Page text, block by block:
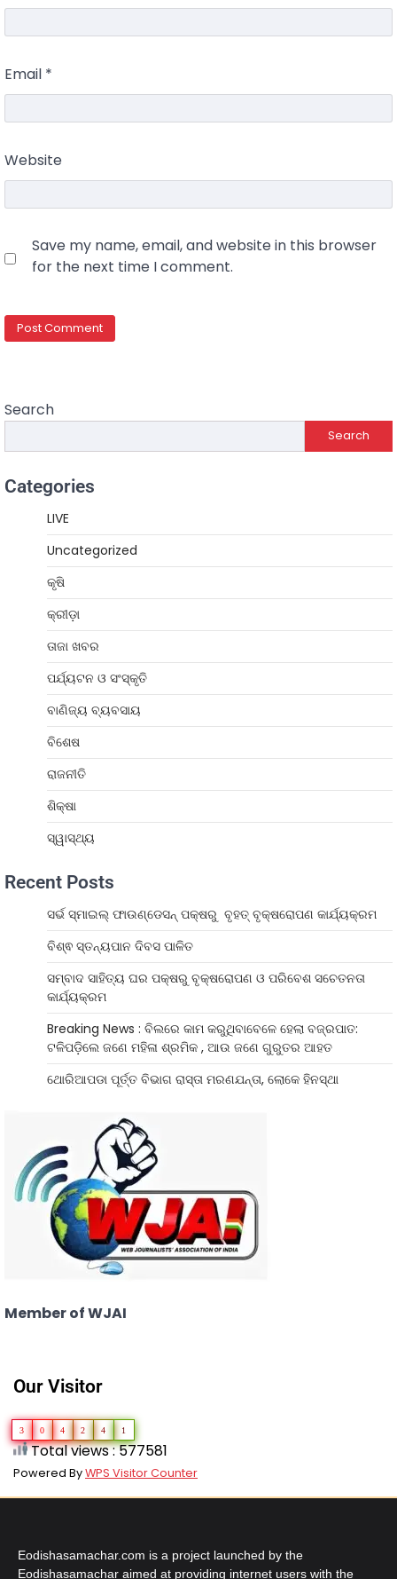
Email *
Website
Save my name, email, and website in this browser
for the next time I comment.
Search
Search
Categories
LIVE
Uncategorized
କୃଷି
କ୍ରୀଡ଼ା
ତାଜା ଖବର
ପର୍ଯ୍ୟଟନ ଓ ସଂସ୍କୃତି
ବାଣିଜ୍ୟ ବ୍ୟବସାୟ
ବିଶେଷ
ରାଜନୀତି
ଶିକ୍ଷା
ସ୍ୱାସ୍ଥ୍ୟ
Recent Posts
ସର୍ଭ ସ୍ମାଇଲ୍ ଫାଉଣ୍ଡେସନ୍ ପକ୍ଷରୁ ବୃହତ୍ ବୃକ୍ଷରୋପଣ କାର୍ଯ୍ୟକ୍ରମ
ବିଶ୍ଵ ସ୍ତନ୍ୟପାନ ଦିବସ ପାଳିତ
ସମ୍ବାଦ ସାହିତ୍ୟ ଘର ପକ୍ଷରୁ ବୃକ୍ଷରୋପଣ ଓ ପରିବେଶ ସଚେତନତା
କାର୍ଯ୍ୟକ୍ରମ
Breaking News : ବିଲରେ କାମ କରୁଥିବାବେଳେ ହେଲା ବଜ୍ରପାତ:
ଟଳିପଡ଼ିଲେ ଜଣେ ମହିଳା ଶ୍ରମିକ , ଆଉ ଜଣେ ଗୁରୁତର ଆହତ
ଥୋରିଆପଡା ପୂର୍ତ୍ତ ବିଭାଗ ରାସ୍ତା ମରଣଯନ୍ତା, ଲୋକେ ହିନସ୍ଥା
Member of WJAI
Our Visitor
3 0 4 2 4 1
Total views : 577581
Powered ByWPS Visitor Counter
Eodishasamachar.com is a project launched by the
Eodishasamachar aimed at providing internet users with the